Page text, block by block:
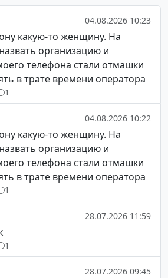
04.08.2026 10:23
какую-то женщину. На
организацию и
телефона стали отмашки
в трате времени оператора
1
04.08.2026 10:22
какую-то женщину. На
организацию и
телефона стали отмашки
в трате времени оператора
1
28.07.2026 11:59
1
28.07.2026 09:45